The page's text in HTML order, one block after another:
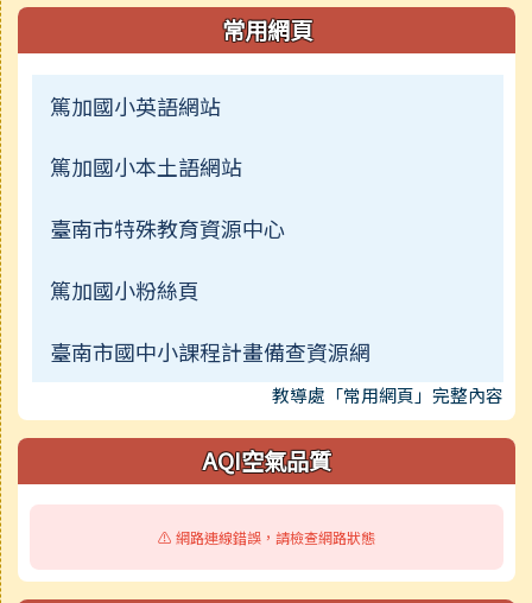
常用網頁
篤加國小英語網站
篤加國小本土語網站
臺南市特殊教育資源中心
篤加國小粉絲頁
臺南市國中小課程計畫備查資源網
教導處「常用網頁」完整內容
AQI空氣品質
⚠️ 網路連線錯誤，請檢查網路狀態